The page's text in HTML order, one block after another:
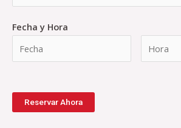
Fecha y Hora
Reservar Ahora